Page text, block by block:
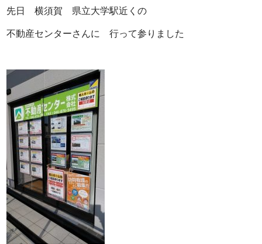
先日 横須賀 県立大学駅近くの
不動産センターさんに 行って参りました